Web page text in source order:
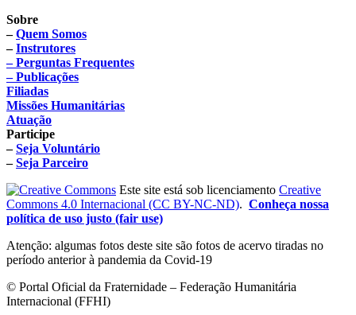
Sobre
–Quem Somos
–Instrutores
– Perguntas Frequentes
– Publicações
Filiadas
Missões Humanitárias
Atuação
Participe
–Seja Voluntário
–Seja Parceiro
Este site está sob licenciamento Creative
Commons 4.0 Internacional (CC BY-NC-ND). Conheça nossa
política de uso justo (fair use)
Atenção: algumas fotos deste site são fotos de acervo tiradas no
período anterior à pandemia da Covid-19
© Portal Oficial da Fraternidade – Federação Humanitária
Internacional (FFHI)